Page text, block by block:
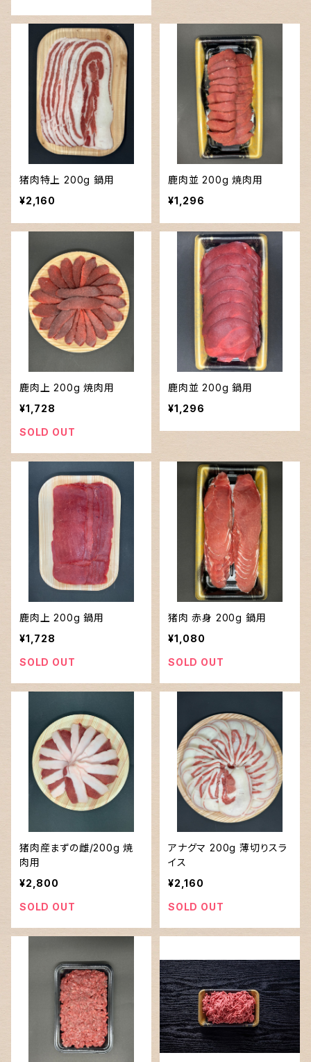
猪肉特上 200g 鍋用
¥2,160
鹿肉並 200g 焼肉用
¥1,296
鹿肉上 200g 焼肉用
¥1,728
SOLD OUT
鹿肉並 200g 鍋用
¥1,296
鹿肉上 200g 鍋用
¥1,728
SOLD OUT
猪肉 赤身 200g 鍋用
¥1,080
SOLD OUT
猪肉産まずの雌/200g 焼
肉用
¥2,800
SOLD OUT
アナグマ 200g 薄切りスラ
イス
¥2,160
SOLD OUT